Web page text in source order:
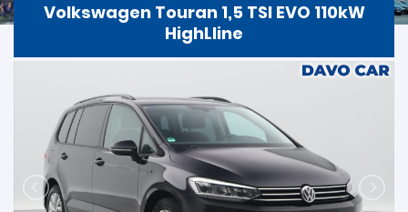
Volkswagen Touran 1,5 TSI EVO 110kW
HighLline